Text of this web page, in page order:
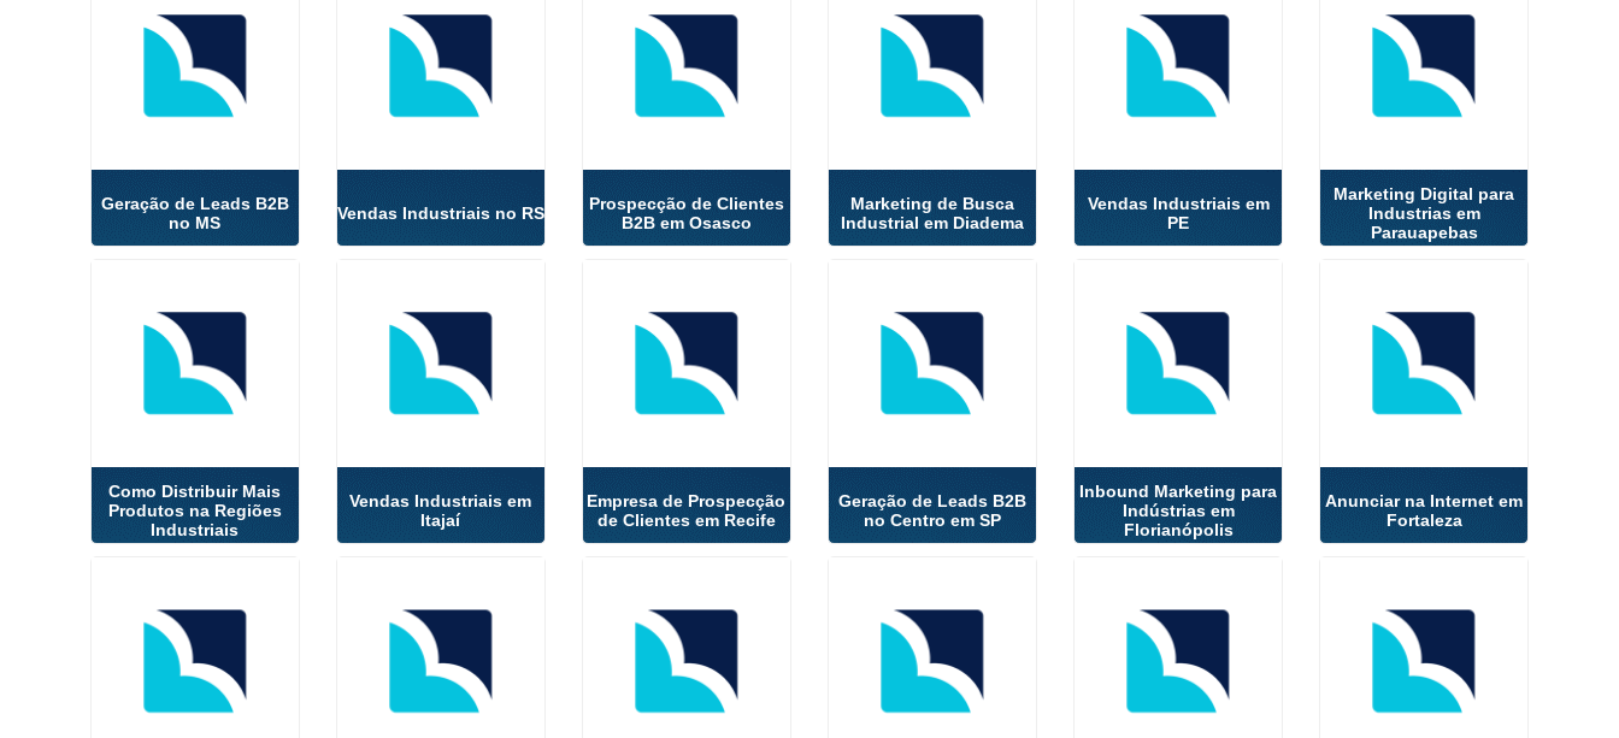
Geração de Leads B2B
no MS
Vendas Industriais no RS
Prospecção de Clientes
B2B em Osasco
Marketing de Busca
Industrial em Diadema
Vendas Industriais em
PE
Marketing Digital para
Industrias em
Parauapebas
Como Distribuir Mais
Produtos na Regiões
Industriais
Vendas Industriais em
Itajaí
Empresa de Prospecção
de Clientes em Recife
Geração de Leads B2B
no Centro em SP
Inbound Marketing para
Indústrias em
Florianópolis
Anunciar na Internet em
Fortaleza